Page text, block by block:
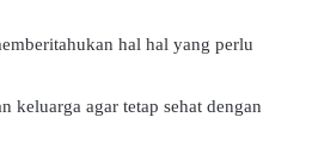
hal hal yang perlu
keluarga agar tetap sehat dengan